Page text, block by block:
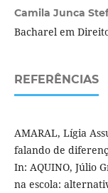
Camila Junca
Bacharel em
REFERÊNCIAS
AMARAL, Lígia
falando de
In: AQUINO, Júlio
na escola: